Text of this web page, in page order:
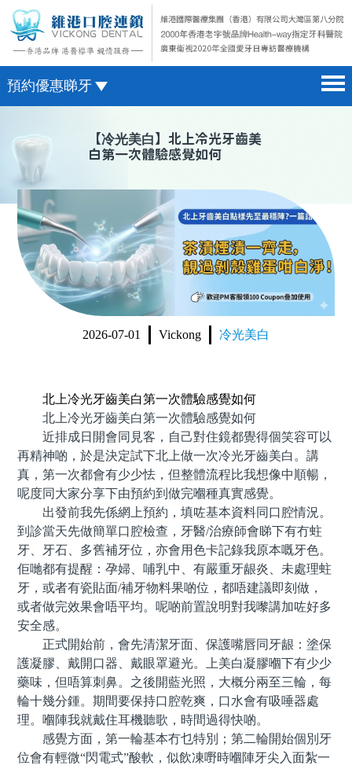
預約優惠睇牙
醫院簡介 hospital introduction
醫生介紹 doctor introduction
醫療新聞 medical news
種植牙 dental implant
箍牙 orthodontics
收費標準 change standard
微信預約
WhatsApp預約
【冷光美白】北上冷光牙齒美
白第一次體驗感覺如何
2026-07-01 Vickong 冷光美白
北上冷光牙齒美白第一次體驗感覺如何
北上冷光牙齒美白第一次體驗感覺如何
近排成日開會同見客，自己對住鏡都覺得個笑容可以
再精神啲，於是決定試下北上做一次冷光牙齒美白。講
真，第一次都會有少少怯，但整體流程比我想像中順暢，
呢度同大家分享下由預約到做完嗰種真實感覺。
出發前我先係網上預約，填咗基本資料同口腔情況。
到診當天先做簡單口腔檢查，牙醫/治療師會睇下有冇蛀
牙、牙石、多舊補牙位，亦會用色卡記錄我原本嘅牙色。
佢哋都有提醒：孕婦、哺乳中、有嚴重牙龈炎、未處理蛀
牙，或者有瓷貼面/補牙物料果啲位，都唔建議即刻做，
或者做完效果會唔平均。呢啲前置說明對我嚟講加咗好多
安全感。
正式開始前，會先清潔牙面、保護嘴唇同牙龈：塗保
護凝膠、戴開口器、戴眼罩避光。上美白凝膠嗰下有少少
藥味，但唔算刺鼻。之後開藍光照，大概分兩至三輪，每
輪十幾分鍾。期間要保持口腔乾爽，口水會有吸唾器處
理。嗰陣我就戴住耳機聽歌，時間過得快啲。
感覺方面，第一輪基本冇乜特別；第二輪開始個別牙
位會有輕微“閃電式”酸軟，似飲凍嘢時嗰陣牙尖入面紮一